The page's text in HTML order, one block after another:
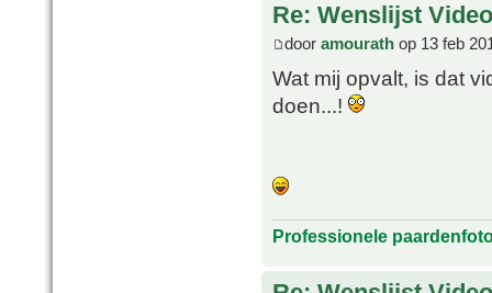
Re: Wenslijst
door amourath op 13 feb
Wat mij opvalt, is dat
doen...!
Professionele